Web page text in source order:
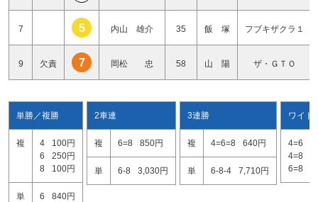
7 5 内山 雄介 35 飯 塚 フブキザクラ１
9 欠責 7 岡松 忠 58 山 陽 ザ・ＧＴＯ
単勝／複勝
複 4
100円
6
250円
8
100円
単 6 840円
2車連
複 6=8 850円
単 6-8 3,030円
3連勝
複 4=6=8 640円
単 6-8-4 7,710円
ワイド
4=6
4=8
6=8